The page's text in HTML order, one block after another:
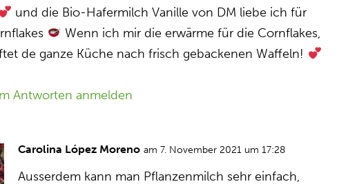
und die Bio-Hafermilch Vanille von DM liebe ich für
Wenn ich mir die erwärme für die Cornflakes,
de ganze Küche nach frisch gebackenen Waffeln!
Antworten anmelden
Carolina López Moreno am 7. November 2021 um 17:28
Ausserdem kann man Pflanzenmilch sehr einfach,